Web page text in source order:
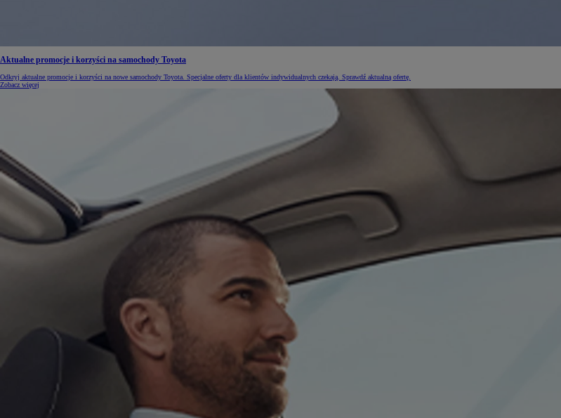
Aktualne promocje i korzyści na samochody Toyota
Odkryj aktualne promocje i korzyści na nowe samochody Toyota. Specjalne oferty dla klientów indywidualnych czekają. Sprawdź aktualną ofertę.
Zobacz więcej